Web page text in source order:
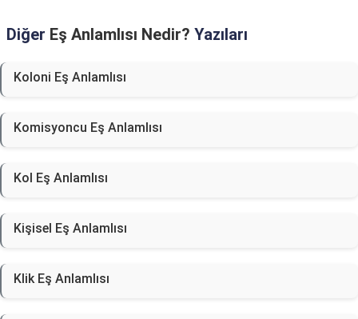
Diğer Eş Anlamlısı Nedir? Yazıları
Koloni Eş Anlamlısı
Komisyoncu Eş Anlamlısı
Kol Eş Anlamlısı
Kişisel Eş Anlamlısı
Klik Eş Anlamlısı